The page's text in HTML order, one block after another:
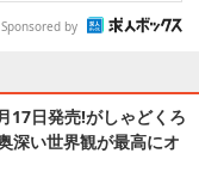
Sponsored by
17日発売!がしゃどくろ
深い世界観が最高にオ